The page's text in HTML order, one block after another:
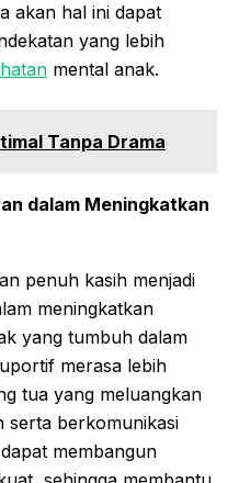
akan hal ini dapat
yang lebih
mental anak.
Tanpa Drama
dalam Meningkatkan
penuh kasih menjadi
meningkatkan
yang tumbuh dalam
merasa lebih
tua yang meluangkan
serta berkomunikasi
membangun